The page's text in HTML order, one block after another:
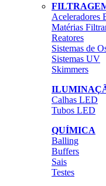
Aceleradores
Matérias
Reatores
Sistemas de
Sistemas UV
Skimmers
Calhas LED
Tubos LED
QUÍMICA
Balling
Buffers
Sais
Testes